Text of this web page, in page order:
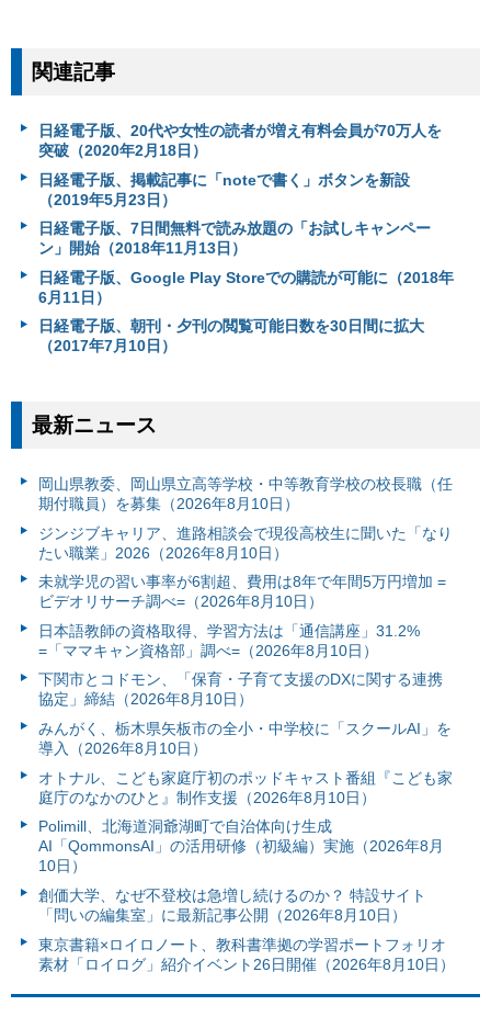
関連記事
日経電子版、20代や女性の読者が増え有料会員が70万人を
突破（2020年2月18日）
日経電子版、掲載記事に「noteで書く」ボタンを新設
（2019年5月23日）
日経電子版、7日間無料で読み放題の「お試しキャンペー
ン」開始（2018年11月13日）
日経電子版、Google Play Storeでの購読が可能に（2018年
6月11日）
日経電子版、朝刊・夕刊の閲覧可能日数を30日間に拡大
（2017年7月10日）
最新ニュース
岡山県教委、岡山県立高等学校・中等教育学校の校長職（任
期付職員）を募集（2026年8月10日）
ジンジブキャリア、進路相談会で現役高校生に聞いた「なり
たい職業」2026（2026年8月10日）
未就学児の習い事率が6割超、費用は8年で年間5万円増加 =
ビデオリサーチ調べ=（2026年8月10日）
日本語教師の資格取得、学習方法は「通信講座」31.2%
=「ママキャン資格部」調べ=（2026年8月10日）
下関市とコドモン、「保育・子育て支援のDXに関する連携
協定」締結（2026年8月10日）
みんがく、栃木県矢板市の全小・中学校に「スクールAI」を
導入（2026年8月10日）
オトナル、こども家庭庁初のポッドキャスト番組『こども家
庭庁のなかのひと』制作支援（2026年8月10日）
Polimill、北海道洞爺湖町で自治体向け生成
AI「QommonsAI」の活用研修（初級編）実施（2026年8月
10日）
創価大学、なぜ不登校は急増し続けるのか？ 特設サイト
「問いの編集室」に最新記事公開（2026年8月10日）
東京書籍×ロイロノート、教科書準拠の学習ポートフォリオ
素材「ロイログ」紹介イベント26日開催（2026年8月10日）